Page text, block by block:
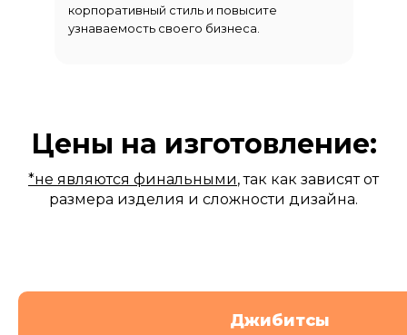
корпоративный стиль и повысите
узнаваемость своего бизнеса.
Цены на изготовление:
*не являются финальными, так как зависят от
размера изделия и сложности дизайна.
Джибитсы